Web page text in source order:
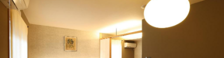
キャンセルポリシー 予約に進む